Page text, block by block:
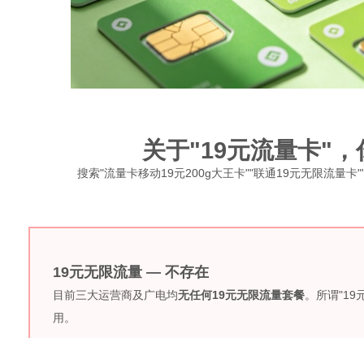
关于"19元流量卡"，
搜索"流量卡移动19元200g大王卡""联通19元无限流量
19元无限流量 — 不存在
目前三大运营商及广电均无任何19元无限流量套餐。所谓"19
用。